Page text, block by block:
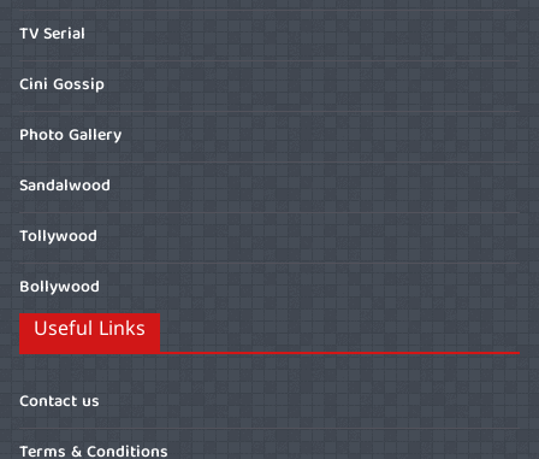
TV Serial
Cini Gossip
Photo Gallery
Sandalwood
Tollywood
Bollywood
Useful Links
Contact us
Terms & Conditions